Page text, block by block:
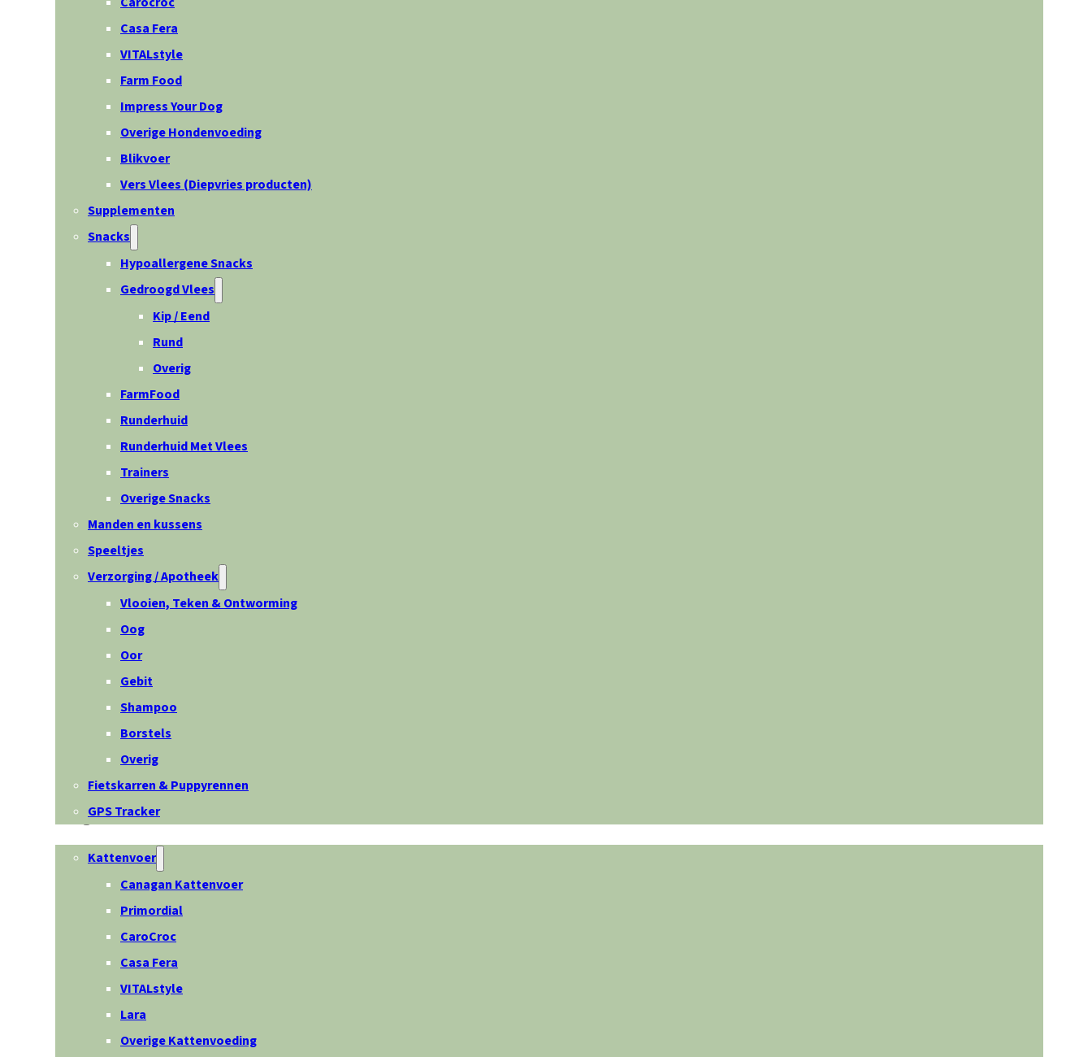
Casa Fera
VITALstyle
Farm Food
Impress Your Dog
Overige Hondenvoeding
Blikvoer
Vers Vlees (Diepvries producten)
Supplementen
Snacks
Hypoallergene Snacks
Gedroogd Vlees
Kip / Eend
Rund
Overig
FarmFood
Runderhuid
Runderhuid Met Vlees
Trainers
Overige Snacks
Manden en kussens
Speeltjes
Verzorging / Apotheek
Vlooien, Teken & Ontworming
Oog
Oor
Gebit
Shampoo
Borstels
Overig
Fietskarren & Puppyrennen
GPS Tracker
Kat
Kattenvoer
Canagan Kattenvoer
Primordial
CaroCroc
Casa Fera
VITALstyle
Lara
Overige Kattenvoeding